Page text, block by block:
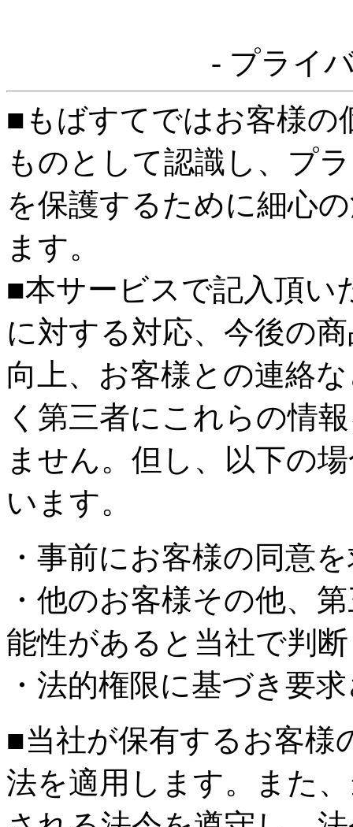
- プライ
■もばすてではお客様の
ものとして認識し、プ
を保護するために細心
ます。
■本サービスで記入頂い
に対する対応、今後の
向上、お客様との連絡
く第三者にこれらの情
ません。但し、以下の
います。
・事前にお客様の同意
・他のお客様その他、
能性があると当社で判
・法的権限に基づき要
■当社が保有するお客様
法を適用します。また